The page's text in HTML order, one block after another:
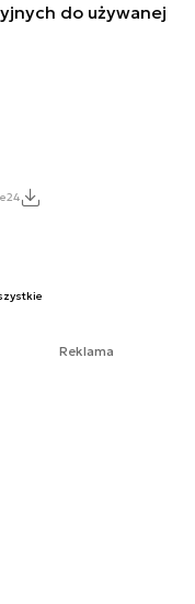
do używanej
Reklama